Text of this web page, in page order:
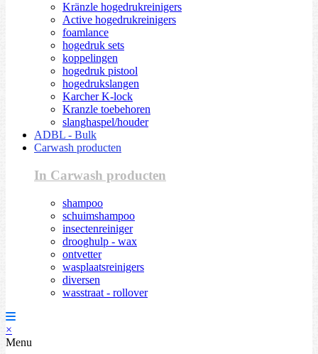
Kränzle hogedrukreinigers
Active hogedrukreinigers
foamlance
hogedruk sets
koppelingen
hogedruk pistool
hogedrukslangen
Karcher K-lock
Kranzle toebehoren
slanghaspel/houder
ADBL - Bulk
Carwash producten
In Carwash producten
shampoo
schuimshampoo
insectenreiniger
drooghulp - wax
ontvetter
wasplaatsreinigers
diversen
wasstraat - rollover
×
Menu